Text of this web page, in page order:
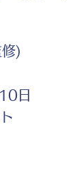
)
日